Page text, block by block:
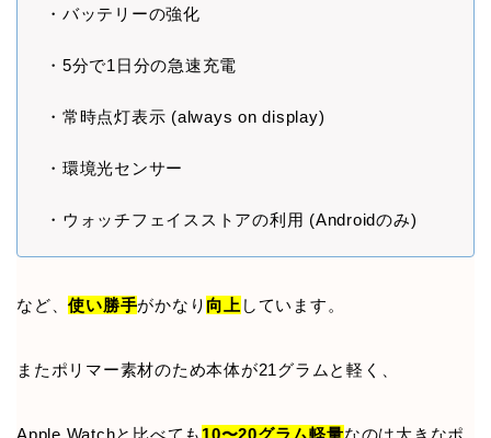
・バッテリーの強化
・5分で1日分の急速充電
・常時点灯表示 (always on display)
・環境光センサー
・ウォッチフェイスストアの利用 (Androidのみ)
など、使い勝手がかなり 向上 しています。
またポリマー素材のため本体が21グラムと軽く、
Apple Watchと比べても 10〜20グラム軽量なのは大きなポ